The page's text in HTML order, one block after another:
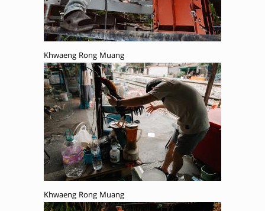
Khwaeng Rong Muang
Khwaeng Rong Muang